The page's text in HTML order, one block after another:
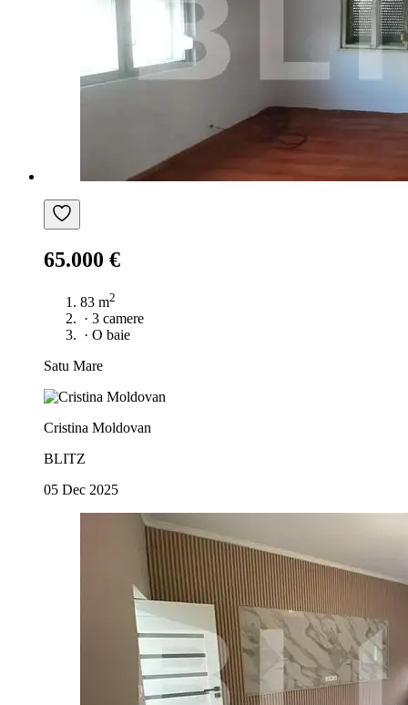
65.000 €
83 m2
· 3 camere
· O baie
Satu Mare
Cristina Moldovan
BLITZ
05 Dec 2025